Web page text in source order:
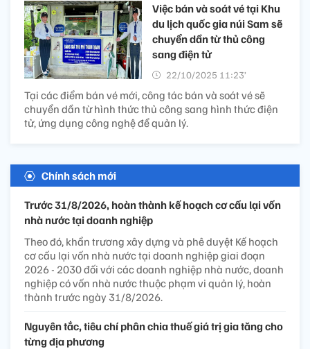
Việc bán và soát vé tại Khu
du lịch quốc gia núi Sam sẽ
chuyển dần từ thủ công
sang điện tử
22/10/2025 11:23’
Tại các điểm bán vé mới, công tác bán và soát vé sẽ
chuyển dần từ hình thức thủ công sang hình thức điện
tử, ứng dụng công nghệ để quản lý.
Chính sách mới
Trước 31/8/2026, hoàn thành kế hoạch cơ cấu lại vốn
nhà nước tại doanh nghiệp
Theo đó, khẩn trương xây dựng và phê duyệt Kế hoạch
cơ cấu lại vốn nhà nước tại doanh nghiệp giai đoạn
2026 - 2030 đối với các doanh nghiệp nhà nước, doanh
nghiệp có vốn nhà nước thuộc phạm vi quản lý, hoàn
thành trước ngày 31/8/2026.
Nguyên tắc, tiêu chí phân chia thuế giá trị gia tăng cho
từng địa phương